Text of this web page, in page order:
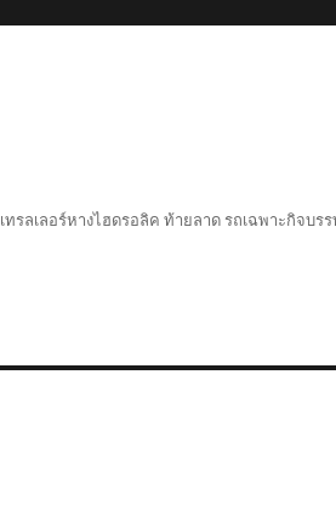
ทรลเลอร์หางไฮดรอลิค ท้ายลาด รถเฉพาะกิ